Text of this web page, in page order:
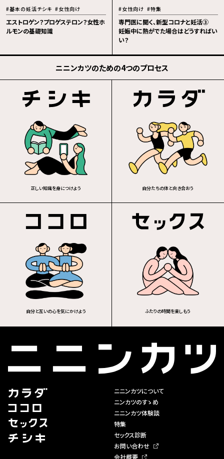
#基本の妊活チシキ #女性向け
エストロゲン？プロゲステロン？女性ホ
ルモンの基礎知識
#女性向け #特集
専門医に聞く、新型コロナと妊活③
妊娠中に熱がでた場合はどうすればい
い？
ニニンカツのための4つのプロセス
正しい知識を身につけよう 自分たちの体と向き合おう
自分と互いの心を気にかけよう ふたりの時間を楽しもう
ニニンカツについて
ニンカツのすゝめ
ニニンカツ体験談
特集
セックス診断
お問い合わせ
会社概要